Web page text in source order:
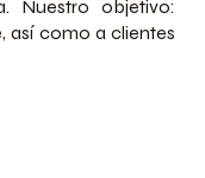
Nuestro objetivo:
así como a clientes